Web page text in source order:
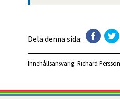
Dela denna sida:
Innehållsansvarig: Richard Persson